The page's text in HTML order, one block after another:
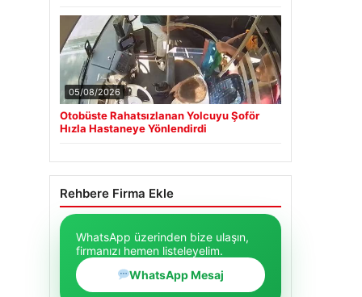
05/08/2026
Otobüste Rahatsızlanan Yolcuyu Şoför
Hızla Hastaneye Yönlendirdi
Rehbere Firma Ekle
WhatsApp üzerinden bize ulaşın,
firmanızı hemen listeleyelim.
WhatsApp Mesaj